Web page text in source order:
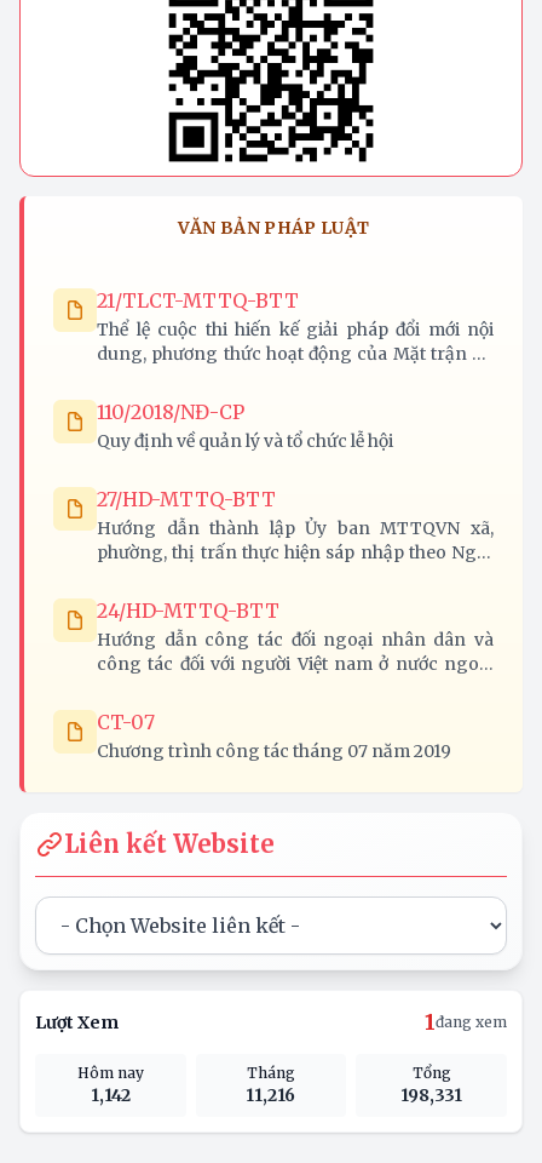
VĂN BẢN PHÁP LUẬT
21/TLCT-MTTQ-BTT
Thể lệ cuộc thi hiến kế giải pháp đổi mới nội
dung, phương thức hoạt động của Mặt trận Tổ
An
110/2018/NĐ-CP
Quy định về quản lý và tổ chức lễ hội
27/HD-MTTQ-BTT
Hướng dẫn thành lập Ủy ban MTTQVN xã,
phường, thị trấn thực hiện sáp nhập theo Nghị
tỉnh Nghệ An
24/HD-MTTQ-BTT
Hướng dẫn công tác đối ngoại nhân dân và
công tác đối với người Việt nam ở nước ngoài
CT-07
Chương trình công tác tháng 07 năm 2019
Liên kết Website
Lượt Xem 1đang xem
Hôm nay
1,142
Tháng
11,216
Tổng
198,331